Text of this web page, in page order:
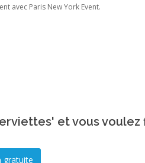
avec Paris New York Event.
et vous voulez